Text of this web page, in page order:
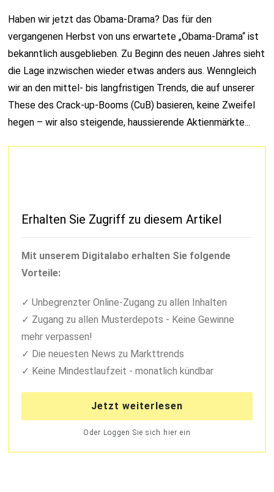
Haben wir jetzt das Obama-Drama? Das für den
vergangenen Herbst von uns erwartete „Obama-Drama“ ist
bekanntlich ausgeblieben. Zu Beginn des neuen Jahres sieht
die Lage inzwischen wieder etwas anders aus. Wenngleich
wir an den mittel- bis langfristigen Trends, die auf unserer
These des Crack-up-Booms (CuB) basieren, keine Zweifel
hegen – wir also steigende, haussierende Aktienmärkte...
Erhalten Sie Zugriff zu diesem Artikel
Mit unserem Digitalabo erhalten Sie folgende
Vorteile:
Unbegrenzter Online-Zugang zu allen Inhalten
Zugang zu allen Musterdepots - Keine Gewinne
mehr verpassen!
Die neuesten News zu Markttrends
Keine Mindestlaufzeit - monatlich kündbar
Jetzt weiterlesen
Oder Loggen Sie sich hier ein